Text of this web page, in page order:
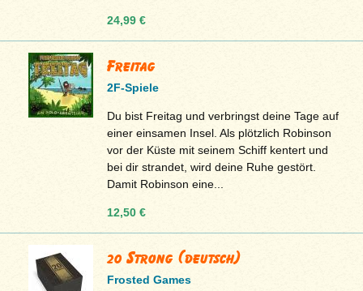
24,99 €
Freitag
2F-Spiele
Du bist Freitag und verbringst deine Tage auf
einer einsamen Insel. Als plötzlich Robinson
vor der Küste mit seinem Schiff kentert und
bei dir strandet, wird deine Ruhe gestört.
Damit Robinson eine...
12,50 €
20 Strong (deutsch)
Frosted Games